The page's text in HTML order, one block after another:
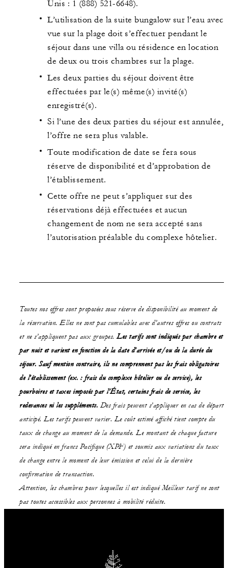
Unis : 1 (888) 521-6648).
L’utilisation de la suite bungalow sur l’eau avec
vue sur la plage doit s’effectuer pendant le
séjour dans une villa ou résidence en location
de deux ou trois chambres sur la plage.
Les deux parties du séjour doivent être
effectuées par le(s) même(s) invité(s)
enregistré(s).
Si l’une des deux parties du séjour est annulée,
l’offre ne sera plus valable.
Toute modification de date se fera sous
réserve de disponibilité et d’approbation de
l’établissement.
Cette offre ne peut s’appliquer sur des
réservations déjà effectuées et aucun
changement de nom ne sera accepté sans
l’autorisation préalable du complexe hôtelier.
Toutes nos offres sont proposées sous réserve de disponibilité au moment de
la réservation. Elles ne sont pas cumulables avec d’autres offres ou contrats
et ne s’appliquent pas aux groupes. Les tarifs sont indiqués par chambre et
par nuit et varient en fonction de la date d’arrivée et/ou de la durée du
séjour. Sauf mention contraire, ils ne comprennent pas les frais obligatoires
de l’établissement (ex. : frais du complexe hôtelier ou de service), les
pourboires et taxes imposés par l’État, certains frais de service, les
redevances ni les suppléments. Des frais peuvent s’appliquer en cas de départ
anticipé. Les tarifs peuvent varier. Le coût estimé affiché tient compte du
taux de change au moment de la demande. Le montant de chaque facture
sera indiqué en francs Pacifique (XPF) et soumis aux variations du taux
de change entre le moment de leur émission et celui de la dernière
confirmation de transaction.
Attention, les chambres pour lesquelles il est indiqué Meilleur tarif ne sont
pas toutes accessibles aux personnes à mobilité réduite.